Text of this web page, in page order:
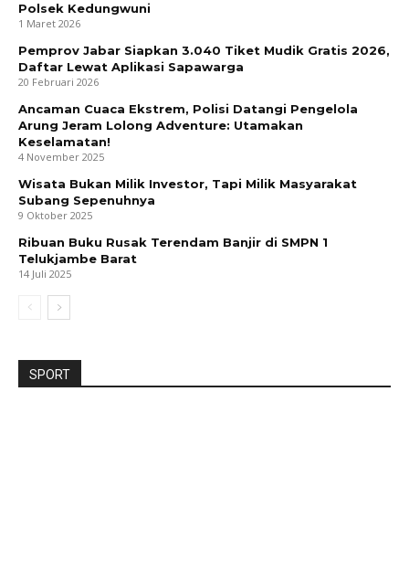
Polsek Kedungwuni
1 Maret 2026
Pemprov Jabar Siapkan 3.040 Tiket Mudik Gratis 2026,
Daftar Lewat Aplikasi Sapawarga
20 Februari 2026
Ancaman Cuaca Ekstrem, Polisi Datangi Pengelola
Arung Jeram Lolong Adventure: Utamakan
Keselamatan!
4 November 2025
Wisata Bukan Milik Investor, Tapi Milik Masyarakat
Subang Sepenuhnya
9 Oktober 2025
Ribuan Buku Rusak Terendam Banjir di SMPN 1
Telukjambe Barat
14 Juli 2025
SPORT